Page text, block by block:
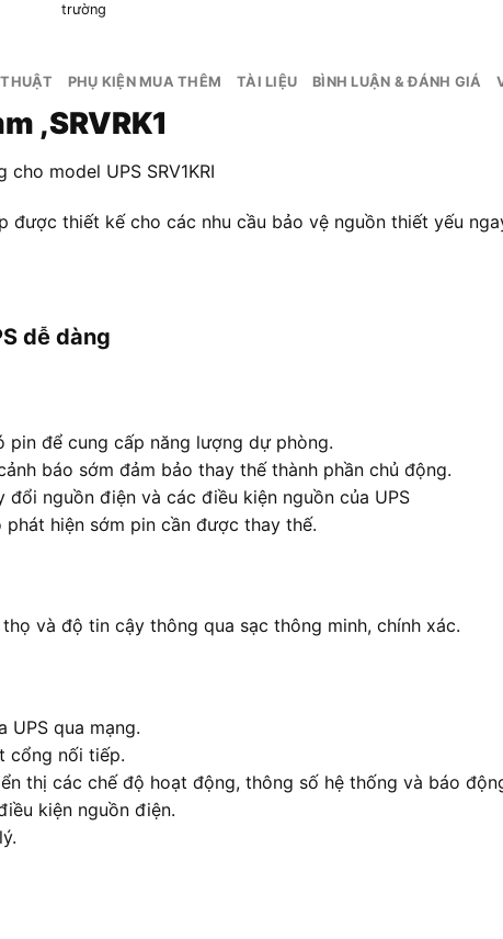
trường
PHỤ KIỆN MUA THÊM TÀI LIỆU BÌNH LUẬN & ĐÁNH GIÁ
,SRVRK1
cho model UPS SRV1KRI
thiết kế cho các nhu cầu bảo vệ nguồn thiết yếu
dễ dàng
để cung cấp năng lượng dự phòng.
báo sớm đảm bảo thay thế thành phần chủ động.
nguồn điện và các điều kiện nguồn của UPS
hiện sớm pin cần được thay thế.
và độ tin cậy thông qua sạc thông minh, chính xác.
UPS qua mạng.
cổng nối tiếp.
thị các chế độ hoạt động, thông số hệ thống và báo
kiện nguồn điện.